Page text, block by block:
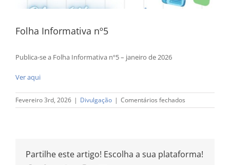
Folha Informativa nº5
Publica-se a Folha Informativa nº5 – janeiro de 2026
Ver aqui
Fevereiro 3rd, 2026 | Divulgação | Comentários fechados
Folha
Partilhe este artigo! Escolha a sua plataforma!